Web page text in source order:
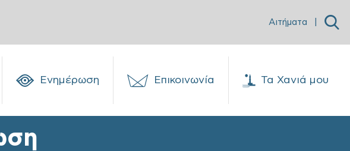
Αιτήματα
Ενημέρωση Επικοινωνία Τα Χανιά μου